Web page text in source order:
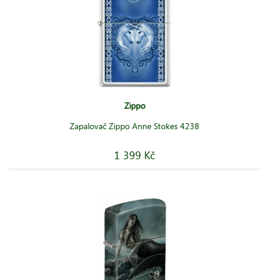
Zippo
Zapalovač Zippo Anne Stokes 4238
1 399 Kč